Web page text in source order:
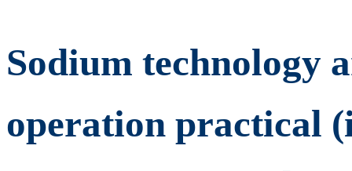
Sodium technology
operation practical